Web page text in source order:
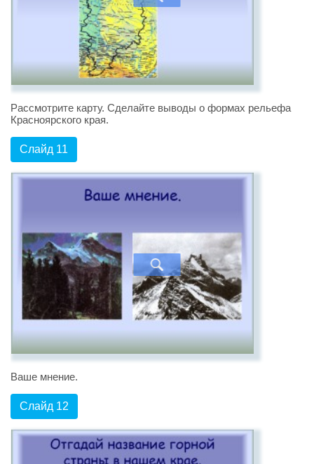
Рассмотрите карту. Сделайте выводы о формах рельефа
Красноярского края.
Слайд 11
Ваше мнение.
Слайд 12